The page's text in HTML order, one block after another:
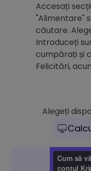
Accesați
"Alimentare"
căutare.
Introduceți
cumpărați și
Felicitări,
Alegeți